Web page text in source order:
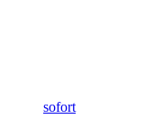
sofort